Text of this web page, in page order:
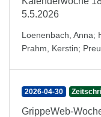
5.5.2026
Loenenbach, Anna;
Prahm, Kerstin;
2026-04-30
GrippeWeb-